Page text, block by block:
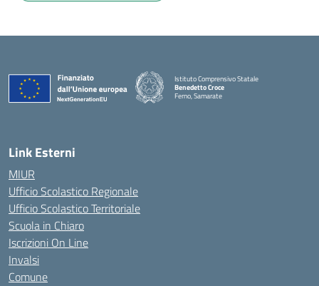
Istituto Comprensivo Statale
Benedetto Croce
Ferno, Samarate
Link Esterni
MIUR
Ufficio Scolastico Regionale
Ufficio Scolastico Territoriale
Scuola in Chiaro
Iscrizioni On Line
Invalsi
Comune